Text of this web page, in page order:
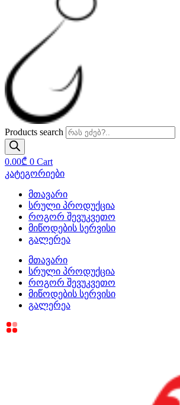
Products search
0.00₾ 0 Cart
კატეგორიები
მთავარი
სრული პროდუქცია
როგორ შევუკვეთო
მიწოდების სერვისი
გალერეა
მთავარი
სრული პროდუქცია
როგორ შევუკვეთო
მიწოდების სერვისი
გალერეა